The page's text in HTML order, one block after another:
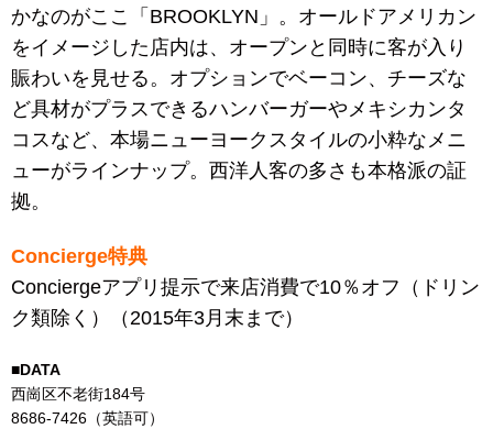
かなのがここ「BROOKLYN」。オールドアメリカン
をイメージした店内は、オープンと同時に客が入り
賑わいを見せる。オプションでベーコン、チーズな
ど具材がプラスできるハンバーガーやメキシカンタ
コスなど、本場ニューヨークスタイルの小粋なメニ
ューがラインナップ。西洋人客の多さも本格派の証
拠。
Concierge特典
Conciergeアプリ提示で来店消費で10％オフ（ドリン
ク類除く）（2015年3月末まで）
■DATA
西崗区不老街184号
8686-7426（英語可）